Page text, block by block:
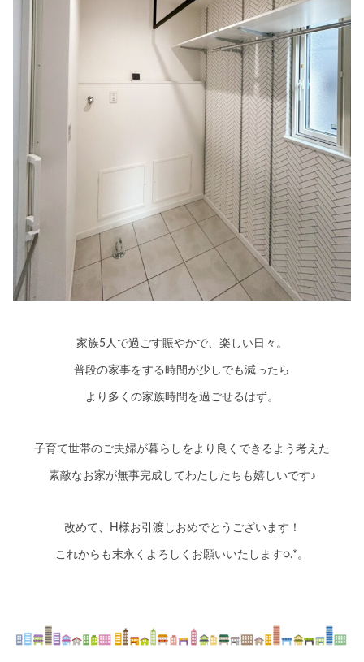
家族5人で過ごす賑やかで、楽しい日々。
普段の家事をする時間が少しでも減ったら
より多くの家族時間を過ごせるはず。
子育て世帯のご夫婦が暮らしをより良くできるよう考えた
素敵なお家が無事完成してわたしたちも嬉しいです♪
改めて、H様お引渡しおめでとうございます！
これからも末永くよろしくお願いいたします○.*。